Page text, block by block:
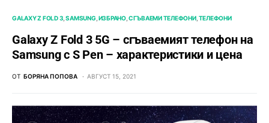
GALAXY Z FOLD 3 SAMSUNG ИЗБРАНО СГЪВАЕМИ ТЕЛЕФОНИ ТЕЛЕФОНИ
Galaxy Z Fold 3 5G – сгъваемият телефон на
Samsung с S Pen – характеристики и цена
ОТ БОРЯНА ПОПОВА АВГУСТ 15, 2021